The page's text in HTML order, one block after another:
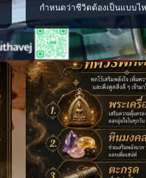
กำหนดว่าชีวิตต้องเป็นแบบไ
เห็นแนวโน้ม เพื่อช่วยให้เราเ
และตัดสินใจได้อย่างมีสติมา
สำคัญของชีวิต วางแผนเรื่องง
ความรัก เติมกำลังใจในวันที่
เดินหน้าต่อได้อย่างมั่นใจ เพร